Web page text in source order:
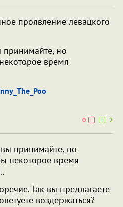
проявление левацкого
но
время
0
2
принимайте, но
некоторое время
Так вы предлагаете
воздержаться?